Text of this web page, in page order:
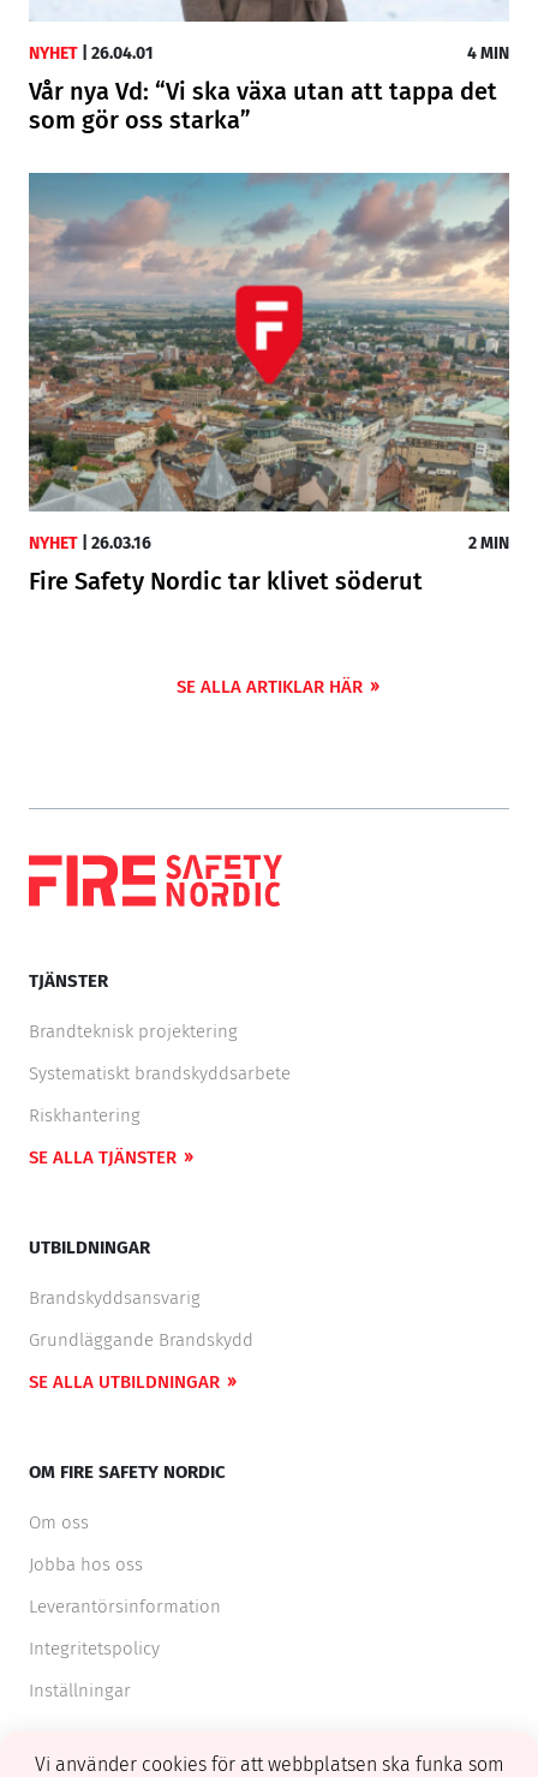
NYHET 26.04.01 4 MIN
Vår nya Vd: “Vi ska växa utan att tappa det
som gör oss starka”
NYHET 26.03.16 2 MIN
Fire Safety Nordic tar klivet söderut
SE ALLA ARTIKLAR HÄR
TJÄNSTER
Brandteknisk projektering
Systematiskt brandskyddsarbete
Riskhantering
SE ALLA TJÄNSTER
UTBILDNINGAR
Brandskyddsansvarig
Grundläggande Brandskydd
SE ALLA UTBILDNINGAR
OM FIRE SAFETY NORDIC
Om oss
Jobba hos oss
Leverantörsinformation
Integritetspolicy
Inställningar
Vi använder cookies för att webbplatsen ska funka som